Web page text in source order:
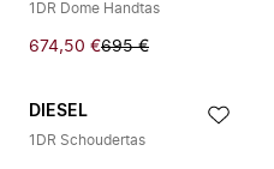
1DR Dome Handtas
674,50 €695 €
DIESEL
1DR Schoudertas